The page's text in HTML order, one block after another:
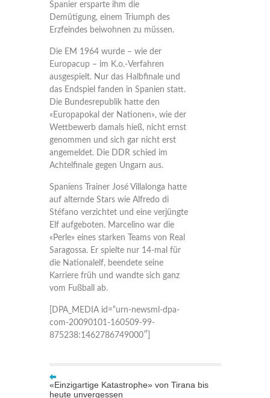
Spanier ersparte ihm die
Demütigung, einem Triumph des
Erzfeindes beiwohnen zu müssen.
Die EM 1964 wurde – wie der
Europacup – im K.o.-Verfahren
ausgespielt. Nur das Halbfinale und
das Endspiel fanden in Spanien statt.
Die Bundesrepublik hatte den
«Europapokal der Nationen», wie der
Wettbewerb damals hieß, nicht ernst
genommen und sich gar nicht erst
angemeldet. Die DDR schied im
Achtelfinale gegen Ungarn aus.
Spaniens Trainer José Villalonga hatte
auf alternde Stars wie Alfredo di
Stéfano verzichtet und eine verjüngte
Elf aufgeboten. Marcelino war die
«Perle» eines starken Teams von Real
Saragossa. Er spielte nur 14-mal für
die Nationalelf, beendete seine
Karriere früh und wandte sich ganz
vom Fußball ab.
[DPA_MEDIA id=“urn-newsml-dpa-
com-20090101-160509-99-
875238:1462786749000″]
«Einzigartige Katastrophe» von Tirana bis
heute unvergessen